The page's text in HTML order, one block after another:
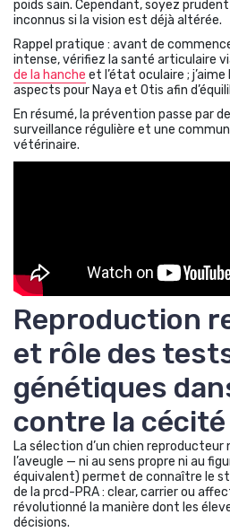
poids sain. Cependant, soyez
inconnus si la vision est déjà altérée.
Rappel pratique : avant de
intense, vérifiez la santé articulaire
de la hanche et l’état oculaire ;
aspects pour Naya et Otis afin
En résumé, la prévention passe par
surveillance régulière et une
vétérinaire.
Reproduction
et rôle des
génétiques
contre la cécité
La sélection d’un chien
l’aveugle — ni au sens propre ni au
équivalent) permet de connaître le
de la prcd-PRA : clear, carrier ou
révolutionné la manière dont les
décisions.